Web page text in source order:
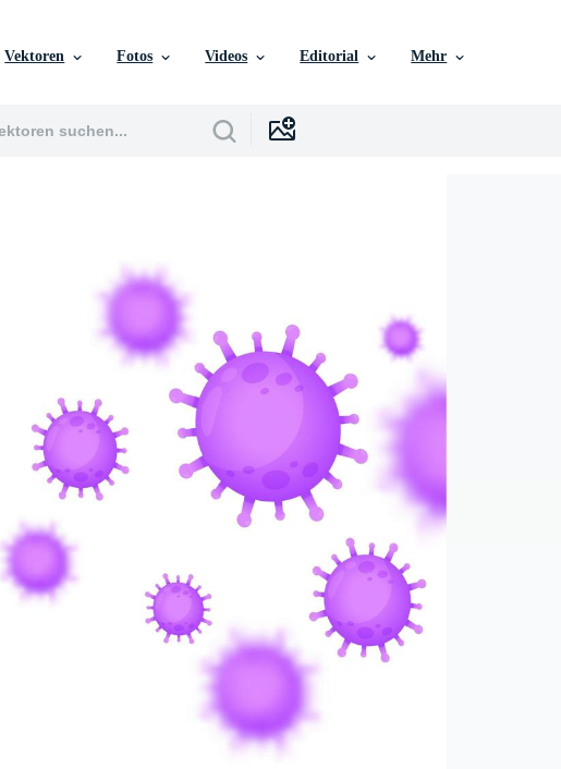
Vektoren Fotos Videos Editorial Mehr